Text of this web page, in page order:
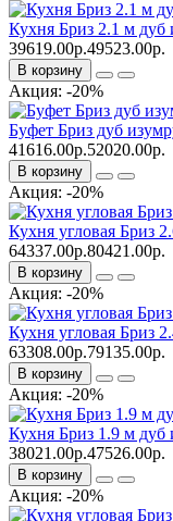
Кухня Бриз 2.1 м дуб
39619.00р.49523.00р.
В корзину
Акция: -20%
Буфет Бриз дуб
41616.00р.52020.00р.
В корзину
Акция: -20%
Кухня угловая Бриз
64337.00р.80421.00р.
В корзину
Акция: -20%
Кухня угловая Бриз
63308.00р.79135.00р.
В корзину
Акция: -20%
Кухня Бриз 1.9 м дуб
38021.00р.47526.00р.
В корзину
Акция: -20%